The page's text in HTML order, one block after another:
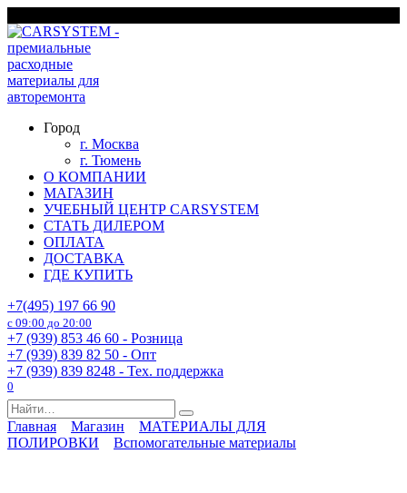
к
содержанию
Город
г. Москва
г. Тюмень
О КОМПАНИИ
МАГАЗИН
УЧЕБНЫЙ ЦЕНТР CARSYSTEM
СТАТЬ ДИЛЕРОМ
ОПЛАТА
ДОСТАВКА
ГДЕ КУПИТЬ
+7(495) 197 66 90
с 09:00 до 20:00
+7 (939) 853 46 60 - Розница
+7 (939) 839 82 50 - Опт
+7 (939) 839 8248 - Тех. поддержка
0
Search
for:
Главная Магазин
МАТЕРИАЛЫ ДЛЯ
ПОЛИРОВКИ
Вспомогательные материалы